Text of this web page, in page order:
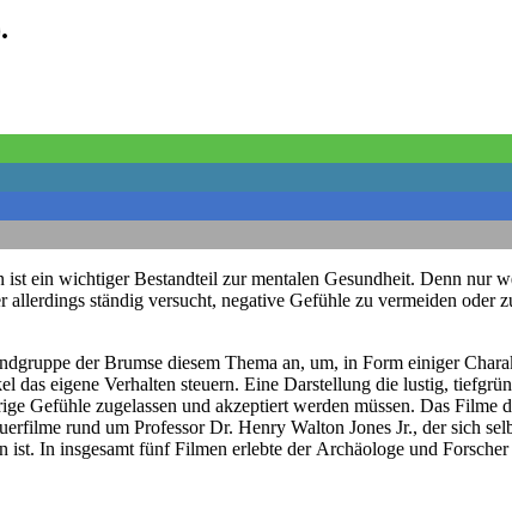
ein wichtiger Bestandteil zur mentalen Gesundheit. Denn nur
ständig versucht, negative Gefühle zu vermeiden oder
der Brumse diesem Thema an, um, in Form einiger
eigene Verhalten steuern. Eine Darstellung die lustig,
Gefühle zugelassen und akzeptiert werden müssen. Das
rund um Professor Dr. Henry Walton Jones Jr., der sich
In insgesamt fünf Filmen erlebte der Archäologe und Forscher